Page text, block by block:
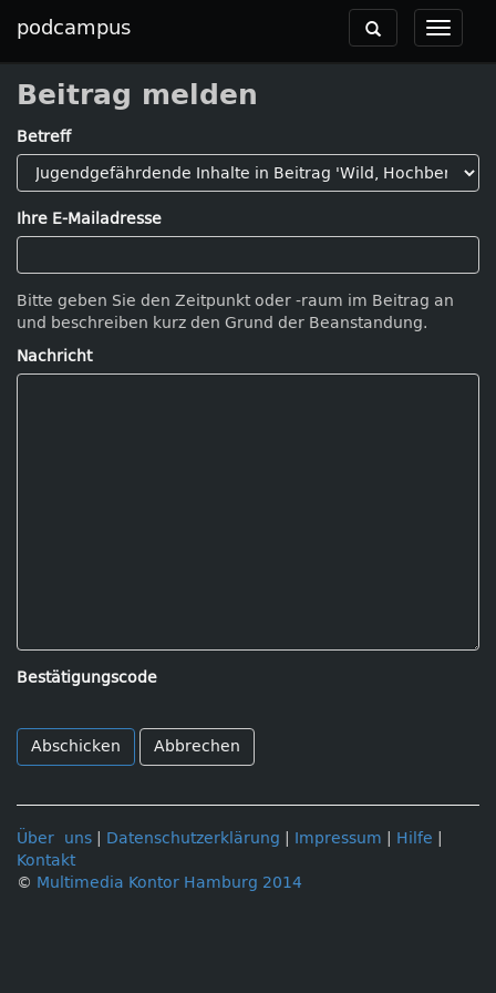
podcampus
Toggle
Toggle
navigation
Beitrag melden
Betreff
Ihre E-Mailadresse
Bitte geben Sie den Zeitpunkt oder -raum im Beitrag an
und beschreiben kurz den Grund der Beanstandung.
Nachricht
Bestätigungscode
Abbrechen
Über uns Datenschutzerklärung Impressum Hilfe
Kontakt
© Multimedia Kontor Hamburg 2014